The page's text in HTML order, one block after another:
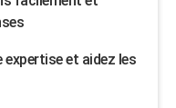
et aidez les